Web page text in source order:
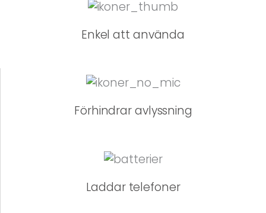
Enkel att använda
Förhindrar avlyssning
Laddar telefoner